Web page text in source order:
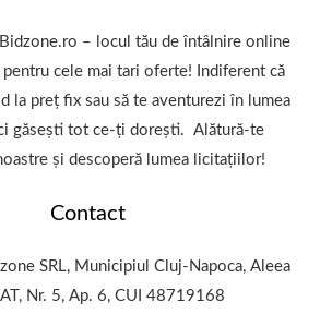
Bidzone.ro – locul tău de întâlnire online
pentru cele mai tari oferte! Indiferent că
la preț fix sau să te aventurezi în lumea
găsești tot ce-ți dorești. Alătură-te
și descoperă lumea licitațiilor!
Contact
SRL, Municipiul Cluj-Napoca, Aleea
Nr. 5, Ap. 6, CUI 48719168